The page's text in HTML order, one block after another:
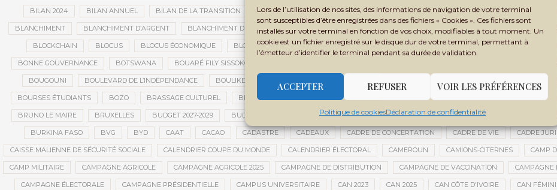
Lors de l’utilisation de nos sites, des informations de navigation de votre terminal
sont susceptibles d’être enregistrées dans des fichiers « Cookies ». Ces fichiers sont
installés sur votre terminal en fonction de vos choix, modifiables à tout moment. Un
cookie est un fichier enregistré sur le disque dur de votre terminal, permettant à
l’émetteur d’identifier le terminal pendant sa durée de validation.
ACCEPTER REFUSER VOIR LES PRÉFÉRENCES
Politique de cookiesDéclaration de confidentialité
BILAN 2024 BILAN ANNUEL BILAN DE LA TRANSITION BILAN DES ACTIVITÉS BILAN ET PERSPECTIVES BILAN HUMAIN BINTOU
BLANCHIMENT BLANCHIMENT D’ARGENT BLANCHIMENT DE CAPITAUX BLASPHÈME BLÉ BLÉ RUSSE BLESSÉS BLESSÉS DE
BLOCKCHAIN BLOCUS BLOCUS ÉCONOMIQUE BLOGING BNDA BOAD BOBO-DIOULASSO BOGOLAN BOKAR BIRO
BONNE GOUVERNANCE BOTSWANA BOUARÉ FILY SISSOKO
BOUGOUNI BOULEVARD DE L’INDÉPENDANCE BOULIKESSI BOURÉMA KANSAYE
BOURSES ÉTUDIANTS BOZO BRASSAGE CULTUREL BRÉMA ELY DICKO BRICE OLIGUI NGUEMA
BRUNO LE MAIRE BRUXELLES BUDGET 2027-2029 BUDGET AGRICOLE BUDGET DE LA PRÉSIDENCE BUDGET NATIONAL
BURKINA FASO BVG BYD CAAT CACAO CADASTRE CADEAUX CADRE DE CONCERTATION CADRE DE VIE CADRE
CAISSE MALIENNE DE SÉCURITÉ SOCIALE CALENDRIER COUPE DU MONDE CALENDRIER ÉLECTORAL CAMEROUN CAMIONS-CITERNES CAMP
CAMP MILITAIRE CAMPAGNE AGRICOLE CAMPAGNE AGRICOLE 2025 CAMPAGNE DE DISTRIBUTION CAMPAGNE DE VACCINATION CAMPAGNE
CAMPAGNE ÉLECTORALE CAMPAGNE PRÉSIDENTIELLE CAMPUS UNIVERSITAIRE CAN 2023 CAN 2025 CAN CÔTE D'IVOIRE CAN